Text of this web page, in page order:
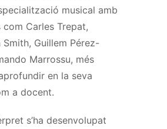
musical amb
Carles Trepat,
Guillem Pérez-
Marrossu, més
en la seva
a docent.
s’ha desenvolupat